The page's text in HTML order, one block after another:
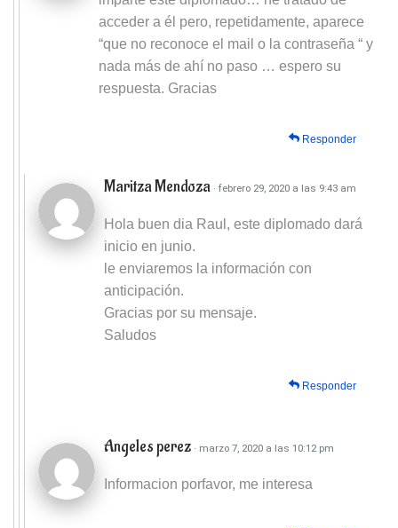
acceder a él pero, repetidamente, aparece
“que no reconoce el mail o la contraseña “ y
nada más de ahí no paso … espero su
respuesta. Gracias
Responder
Maritza Mendoza · febrero 29, 2020 a las 9:43 am
Hola buen dia Raul, este diplomado dará
inicio en junio.
le enviaremos la información con
anticipación.
Gracias por su mensaje.
Saludos
Responder
Angeles perez · marzo 7, 2020 a las 10:12 pm
Informacion porfavor, me interesa